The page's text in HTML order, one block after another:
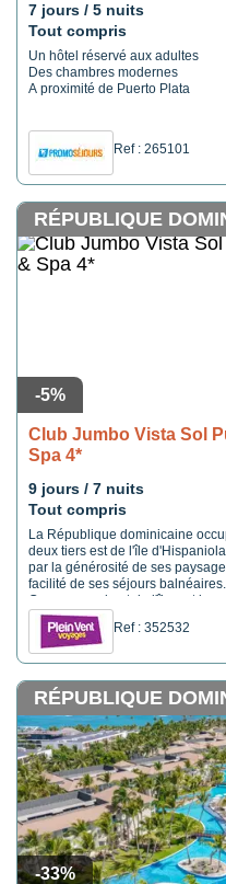
7 jours / 5 nuits
Tout compris
Un hôtel réservé aux adultes
Des chambres modernes
A proximité de Puerto Plata
Ref : 265101
-5%
RÉPUBLIQUE
Club Jumbo Vista Sol
Spa 4*
9 jours / 7 nuits
Tout compris
La République dominicaine
deux tiers est de l'île
par la générosité de ses
facilité de ses séjours
Cana, au sud-est de l'île, est la
touristique la plus développée du
avec une grande concentration
long de la plage de Bavàro.
Ref : 352532
-33%
RÉPUBLIQUE